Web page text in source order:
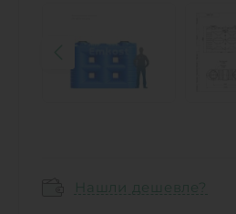
Нашли дешевле?